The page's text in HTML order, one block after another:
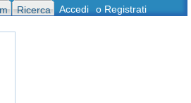
Ricerca Accedi o Registrati